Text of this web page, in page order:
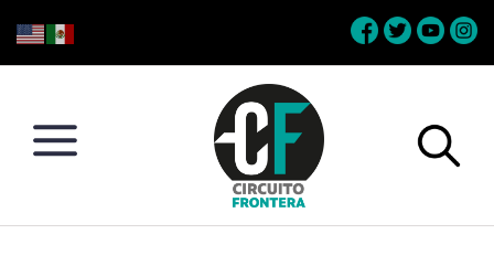
to
to
to
to
Conéctate